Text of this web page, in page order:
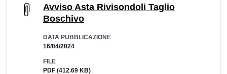
Avviso Asta Rivisondoli Taglio
Boschivo
DATA PUBBLICAZIONE
16/04/2024
FILE
PDF (412.69 KB)